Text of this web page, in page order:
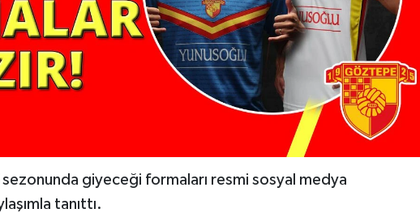
giyeceği formaları resmi sosyal medya
tanıttı.